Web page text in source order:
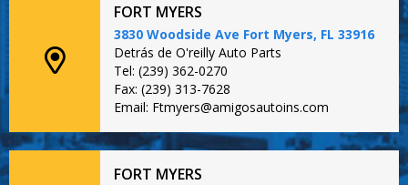
FORT MYERS
3830 Woodside Ave Fort Myers, FL 33916
Detrás de O'reilly Auto Parts
Tel: (239) 362-0270
Fax: (239) 313-7628
Email: Ftmyers@amigosautoins.com
FORT MYERS